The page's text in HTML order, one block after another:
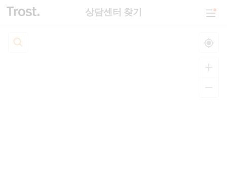
상담센터 찾기